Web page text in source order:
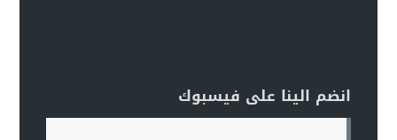
انضم الينا على فيسبوك